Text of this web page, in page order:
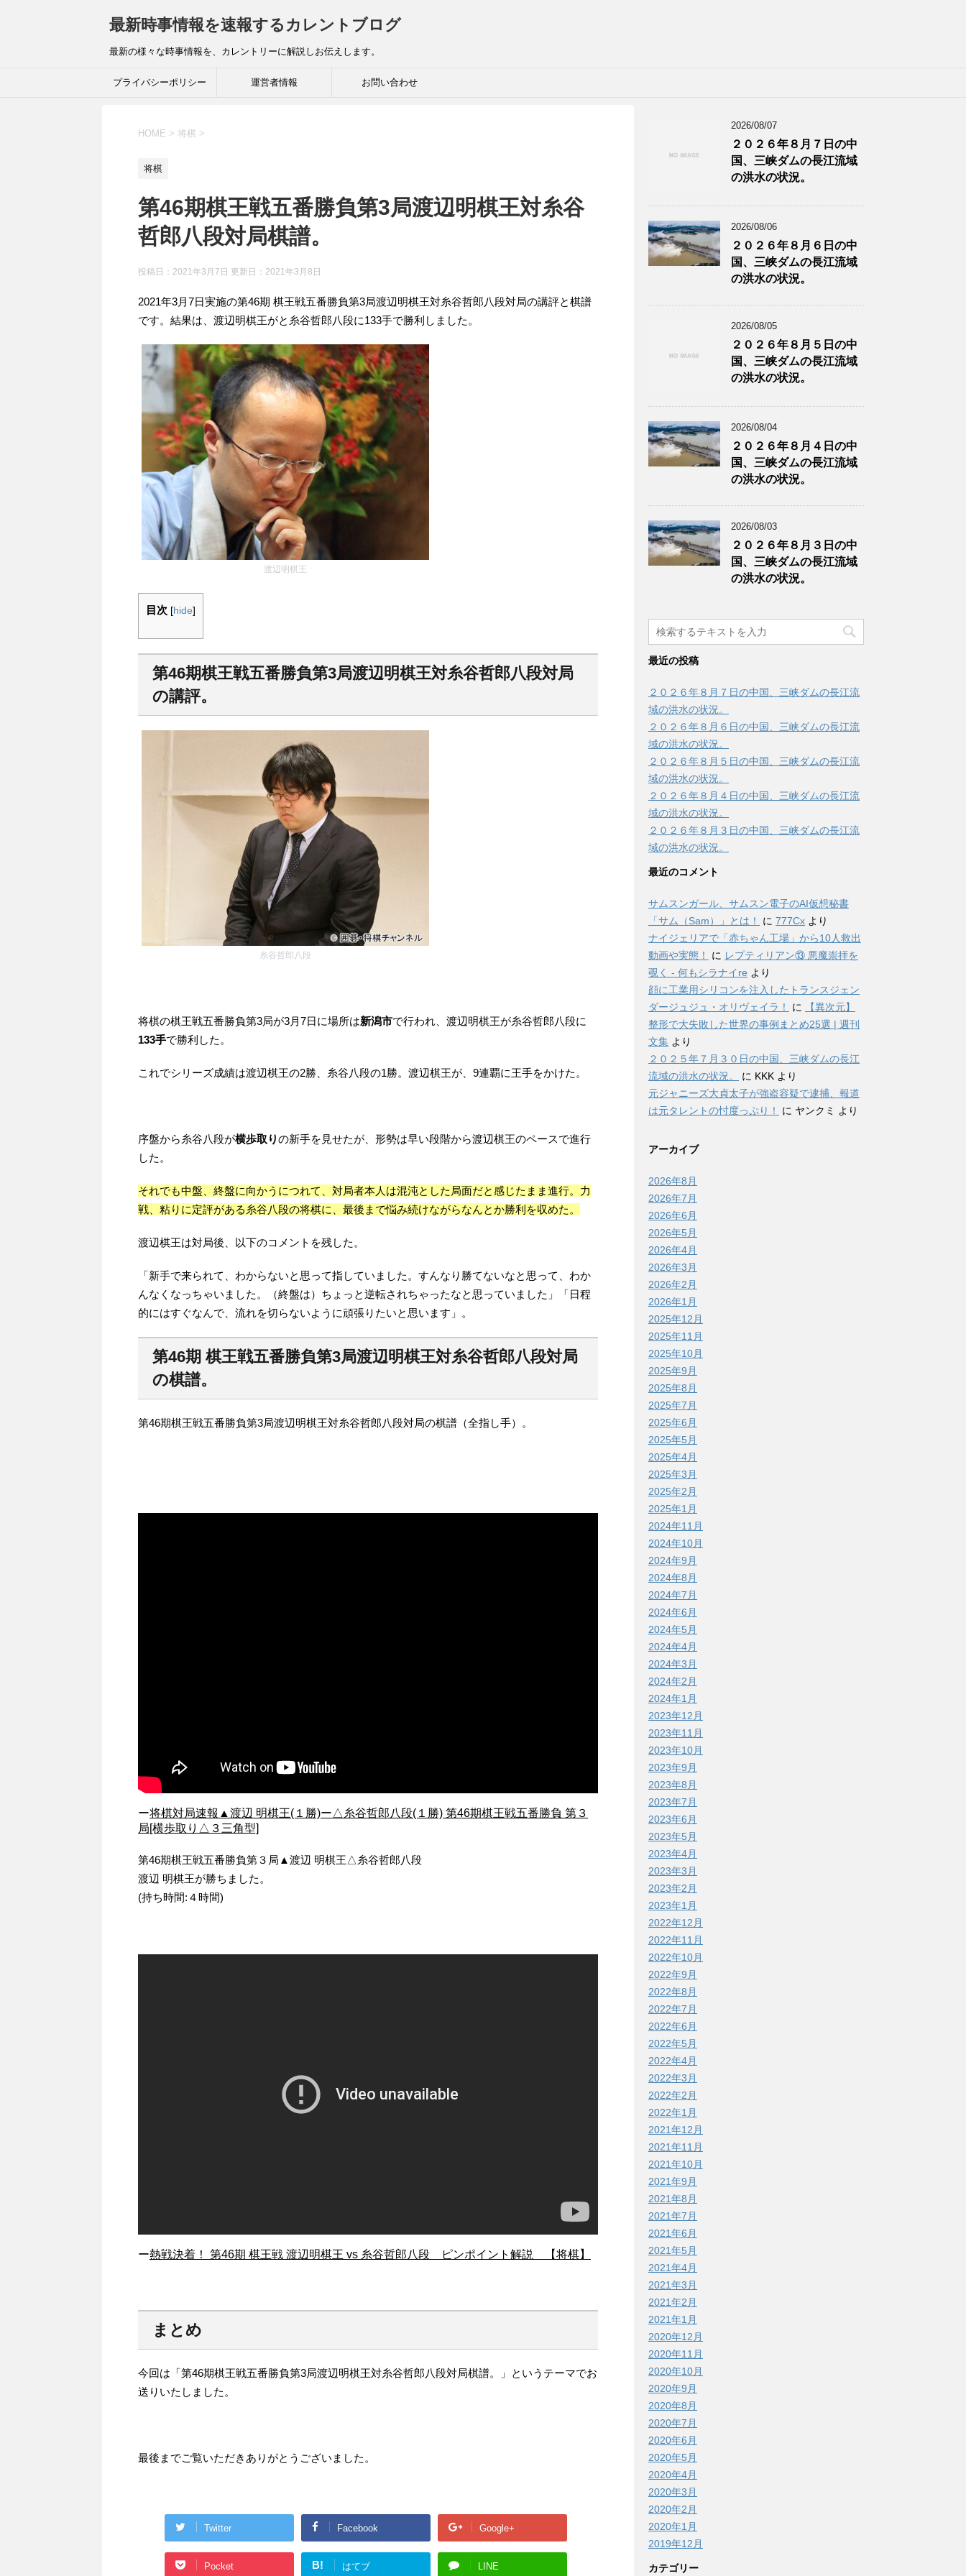
最新時事情報を速報するカレントブログ
最新の様々な時事情報を、カレントリーに解説しお伝えします。
プライバシーポリシー 運営者情報 お問い合わせ
HOME > 将棋 >
将棋
第46期棋王戦五番勝負第3局渡辺明棋王対糸谷
哲郎八段対局棋譜。
投稿日：2021年3月7日 更新日： 2021年3月8日
2021年3月7日実施の第46期 棋王戦五番勝負第3局渡辺明棋王対糸谷哲郎八段対局の講評と棋譜
です。結果は、渡辺明棋王がと糸谷哲郎八段に133手で勝利しました。
渡辺明棋王
目次 [hide]
第46期棋王戦五番勝負第3局渡辺明棋王対糸谷哲郎八段対局
の講評。
糸谷哲郎八段
将棋の棋王戦五番勝負第3局が3月7日に場所は新潟市で行われ、渡辺明棋王が糸谷哲郎八段に
133手で勝利した。
これでシリーズ成績は渡辺棋王の2勝、糸谷八段の1勝。渡辺棋王が、9連覇に王手をかけた。
序盤から糸谷八段が横歩取りの新手を見せたが、形勢は早い段階から渡辺棋王のペースで進行
した。
それでも中盤、終盤に向かうにつれて、対局者本人は混沌とした局面だと感じたまま進行。力
戦、粘りに定評がある糸谷八段の将棋に、最後まで悩み続けながらなんとか勝利を収めた。
渡辺棋王は対局後、以下のコメントを残した。
「新手で来られて、わからないと思って指していました。すんなり勝てないなと思って、わか
んなくなっちゃいました。（終盤は）ちょっと逆転されちゃったなと思っていました」「日程
的にはすぐなんで、流れを切らないように頑張りたいと思います」。
第46期 棋王戦五番勝負第3局渡辺明棋王対糸谷哲郎八段対局
の棋譜。
第46期棋王戦五番勝負第3局渡辺明棋王対糸谷哲郎八段対局の棋譜（全指し手）。
ー将棋対局速報▲渡辺 明棋王(１勝)ー△糸谷哲郎八段(１勝) 第46期棋王戦五番勝負 第３
局[横歩取り△３三角型]
第46期棋王戦五番勝負第３局▲渡辺 明棋王△糸谷哲郎八段
渡辺 明棋王が勝ちました。
(持ち時間:４時間)
ー熱戦決着！ 第46期 棋王戦 渡辺明棋王 vs 糸谷哲郎八段 ピンポイント解説 【将棋】
まとめ
今回は「第46期棋王戦五番勝負第3局渡辺明棋王対糸谷哲郎八段対局棋譜。」というテーマでお
送りいたしました。
最後までご覧いただきありがとうございました。
Twitter Facebook Google+
Pocket B! はてブ LINE
2026/08/07
２０２６年８月７日の中
国、三峡ダムの長江流域
の洪水の状況。
2026/08/06
２０２６年８月６日の中
国、三峡ダムの長江流域
の洪水の状況。
2026/08/05
２０２６年８月５日の中
国、三峡ダムの長江流域
の洪水の状況。
2026/08/04
２０２６年８月４日の中
国、三峡ダムの長江流域
の洪水の状況。
2026/08/03
２０２６年８月３日の中
国、三峡ダムの長江流域
の洪水の状況。
最近の投稿
２０２６年８月７日の中国、三峡ダムの長江流
域の洪水の状況。
２０２６年８月６日の中国、三峡ダムの長江流
域の洪水の状況。
２０２６年８月５日の中国、三峡ダムの長江流
域の洪水の状況。
２０２６年８月４日の中国、三峡ダムの長江流
域の洪水の状況。
２０２６年８月３日の中国、三峡ダムの長江流
域の洪水の状況。
最近のコメント
サムスンガール、サムスン電子のAI仮想秘書
「サム（Sam）」とは！
に 777Cx より
ナイジェリアで「赤ちゃん工場」から10人救出
動画や実態！
に レプティリアン⑬ 悪魔崇拝を
覗く - 何もシラナイre より
顔に工業用シリコンを注入したトランスジェン
ダージュジュ・オリヴェイラ！
に
【異次元】
整形で大失敗した世界の事例まとめ25選 | 週刊
文集 より
２０２５年７月３０日の中国、三峡ダムの長江
流域の洪水の状況。
に KKK より
元ジャニーズ大貞太子が強盗容疑で逮捕、報道
は元タレントの忖度っぷり！
に ヤンクミ より
アーカイブ
2026年8月
2026年7月
2026年6月
2026年5月
2026年4月
2026年3月
2026年2月
2026年1月
2025年12月
2025年11月
2025年10月
2025年9月
2025年8月
2025年7月
2025年6月
2025年5月
2025年4月
2025年3月
2025年2月
2025年1月
2024年11月
2024年10月
2024年9月
2024年8月
2024年7月
2024年6月
2024年5月
2024年4月
2024年3月
2024年2月
2024年1月
2023年12月
2023年11月
2023年10月
2023年9月
2023年8月
2023年7月
2023年6月
2023年5月
2023年4月
2023年3月
2023年2月
2023年1月
2022年12月
2022年11月
2022年10月
2022年9月
2022年8月
2022年7月
2022年6月
2022年5月
2022年4月
2022年3月
2022年2月
2022年1月
2021年12月
2021年11月
2021年10月
2021年9月
2021年8月
2021年7月
2021年6月
2021年5月
2021年4月
2021年3月
2021年2月
2021年1月
2020年12月
2020年11月
2020年10月
2020年9月
2020年8月
2020年7月
2020年6月
2020年5月
2020年4月
2020年3月
2020年2月
2020年1月
2019年12月
カテゴリー